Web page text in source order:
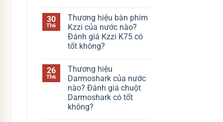
bình
luận
ở
Thương
hiệu
bàn
của
nước
nào?
Đánh
giá
Chilkey
ND75
30
Th6
Thương hiệu bàn phím
Kzzi của nước nào?
Đánh giá Kzzi K75 có
tốt không?
bình
luận
ở
Thương
hiệu
bàn
phím
26
Th6
Thương hiệu
Darmoshark của nước
nào? Đánh giá chuột
Darmoshark có tốt
không?